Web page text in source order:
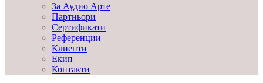
За Аудио Арте
Партньори
Сертификати
Референции
Клиенти
Екип
Контакти